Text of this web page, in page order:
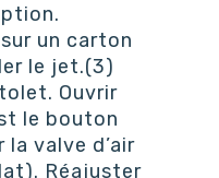
un carton
le jet.(3)
Ouvrir
le bouton
la valve d’air
Réajuster